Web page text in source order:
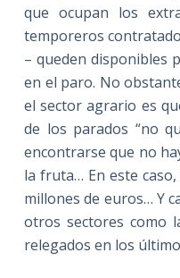
que ocupan los
temporeros
– queden disponibles
en el paro. No
el sector agrario es
de los parados “no
encontrarse que no
la fruta… En este
millones de euros… Y
otros sectores como
relegados en los